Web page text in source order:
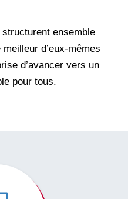
ensemble
d’eux-mêmes
d’avancer vers un
pour tous.